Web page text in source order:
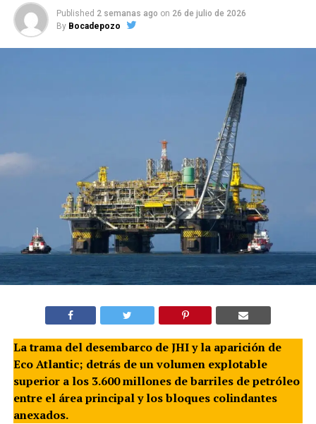
Published 2 semanas ago on 26 de julio de 2026
By Bocadepozo
La trama del desembarco de JHI y la aparición de
Eco Atlantic; detrás de un volumen explotable
superior a los 3.600 millones de barriles de petróleo
entre el área principal y los bloques colindantes
anexados.